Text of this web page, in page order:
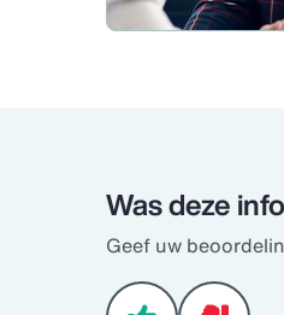
Was deze
Geef uw